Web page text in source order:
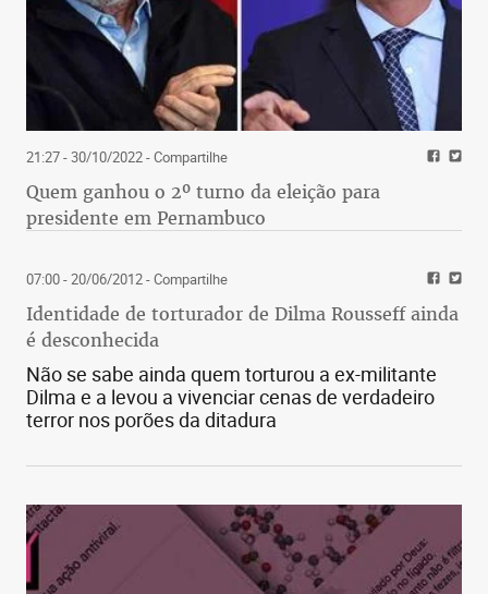
21:27 - 30/10/2022- Compartilhe
Quem ganhou o 2º turno da eleição para
presidente em Pernambuco
07:00 - 20/06/2012- Compartilhe
Identidade de torturador de Dilma Rousseff ainda
é desconhecida
Não se sabe ainda quem torturou a ex-militante
Dilma e a levou a vivenciar cenas de verdadeiro
terror nos porões da ditadura